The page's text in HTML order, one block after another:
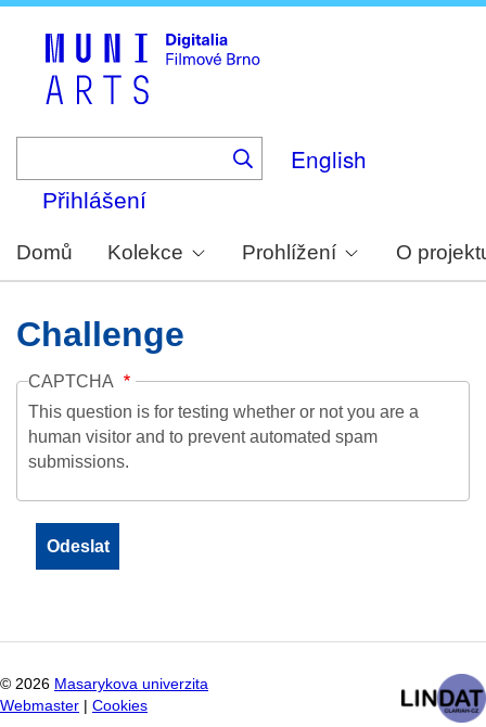
English
Přihlášení
Domů Kolekce Prohlížení O
Challenge
CAPTCHA
This question is for testing whether or not you are a
human visitor and to prevent automated spam
submissions.
© 2026 Masarykova univerzita
Webmaster
Cookies